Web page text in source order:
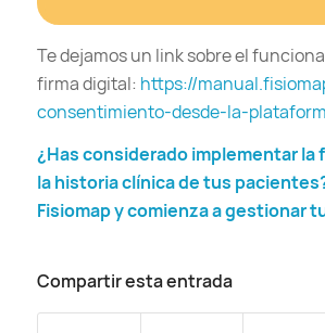
Te dejamos un link sobre el
firma digital: https://
consentimiento-desde-la-
¿Has considerado implementar la
la historia clínica de tus
Fisiomap y comienza a gestionar
Compartir esta entrada